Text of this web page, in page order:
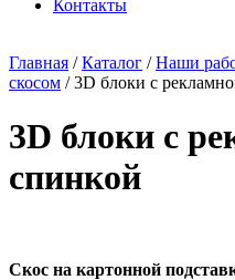
Контакты
Главная /Каталог /Наши
скосом / 3D блоки c
3D блоки c
спинкой
Скос на картонной